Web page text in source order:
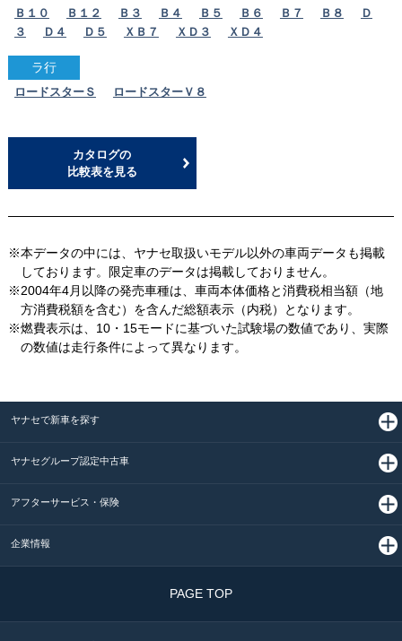
Ｂ１０ Ｂ１２ Ｂ３ Ｂ４ Ｂ５ Ｂ６ Ｂ７ Ｂ８
Ｄ
３
Ｄ４ Ｄ５ ＸＢ７ ＸＤ３ ＸＤ４
ラ行
ロードスターＳ ロードスターＶ８
カタログの
比較表を見る
※本データの中には、ヤナセ取扱いモデル以外の車両データも掲載
しております。限定車のデータは掲載しておりません。
※2004年4月以降の発売車種は、車両本体価格と消費税相当額（地
方消費税額を含む）を含んだ総額表示（内税）となります。
※燃費表示は、10・15モードに基づいた試験場の数値であり、実際
の数値は走行条件によって異なります。
ヤナセで新車を探す
ヤナセグループ認定中古車
アフターサービス・保険
企業情報
PAGE TOP